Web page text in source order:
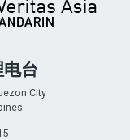
台
City